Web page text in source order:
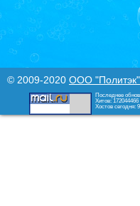
© 2009-2020 ООО "Политэк"
Последнее
Хитов: 172044466
Хостов сегодня: